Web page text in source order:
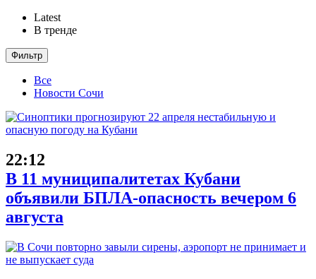
Latest
В тренде
Фильтр
Все
Новости Сочи
22:12
В 11 муниципалитетах Кубани
объявили БПЛА-опасность вечером 6
августа